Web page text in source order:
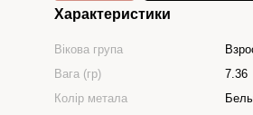
Характеристики
Вікова група
Вага (гр)
7.36
Колір метала